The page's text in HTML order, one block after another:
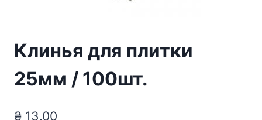
Клинья для плитки
25мм / 100шт.
₴ 13.00